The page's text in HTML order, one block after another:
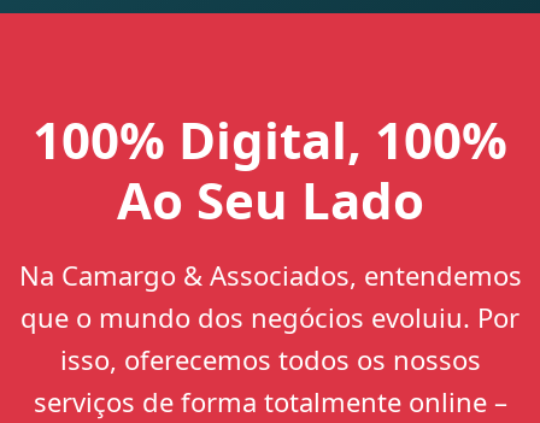
100% Digital, 100%
Ao Seu Lado
Na Camargo & Associados, entendemos
que o mundo dos negócios evoluiu. Por
isso, oferecemos todos os nossos
serviços de forma totalmente online –